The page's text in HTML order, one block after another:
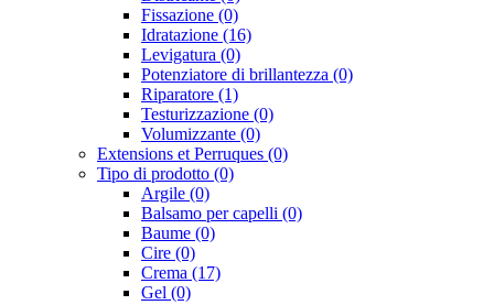
Fissazione (0)
Idratazione (16)
Levigatura (0)
Potenziatore di brillantezza (0)
Riparatore (1)
Testurizzazione (0)
Volumizzante (0)
Extensions et Perruques (0)
Tipo di prodotto (0)
Argile (0)
Balsamo per capelli (0)
Baume (0)
Cire (0)
Crema (17)
Gel (0)